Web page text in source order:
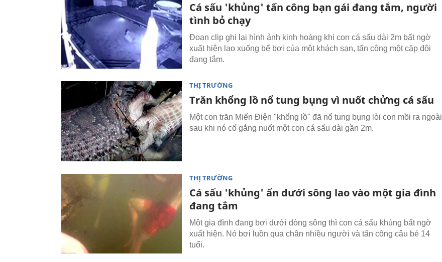
Cá sấu 'khủng' tấn công bạn gái đang tắm, người
tình bỏ chạy
Đoạn clip ghi lại hình ảnh kinh hoàng khi con cá sấu dài 2m bất ngờ
xuất hiện lao xuống bể bơi của một khách sạn, tấn công một cặp đôi
đang tắm.
THỊ TRƯỜNG
Trăn khổng lồ nổ tung bụng vì nuốt chửng cá sấu
Một con trăn Miến Điện "khổng lồ" đã nổ tung bụng lòi con mồi ra ngoài
sau khi nó cố gắng nuốt một con cá sấu dài gần 2m.
THỊ TRƯỜNG
Cá sấu 'khủng' ẩn dưới sông lao vào một gia đình
đang tắm
Một gia đình đang bơi dưới dòng sông thì con cá sấu khủng bất ngờ
xuất hiện. Nó bơi luồn qua chân nhiều người và tấn công cậu bé 14
tuổi.